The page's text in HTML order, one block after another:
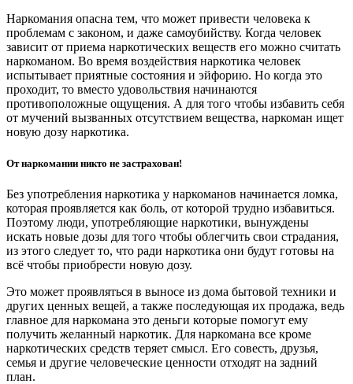
Наркомания опасна тем, что может привести человека к
проблемам с законом, и даже самоубийству. Когда человек
зависит от приема наркотических веществ его можно считать
наркоманом. Во время воздействия наркотика человек
испытывает приятные состояния и эйфорию. Но когда это
проходит, то вместо удовольствия начинаются
противоположные ощущения. А для того чтобы избавить себя
от мучений вызванных отсутствием вещества, наркоман ищет
новую дозу наркотика.
От наркомании никто не застрахован!
Без употребления наркотика у наркоманов начинается ломка,
которая проявляется как боль, от которой трудно избавиться.
Поэтому люди, употребляющие наркотики, вынуждены
искать новые дозы для того чтобы облегчить свои страдания,
из этого следует то, что ради наркотика они будут готовы на
всё чтобы приобрести новую дозу.
Это может проявляться в выносе из дома бытовой техники и
других ценных вещей, а также последующая их продажа, ведь
главное для наркомана это деньги которые помогут ему
получить желанный наркотик. Для наркомана все кроме
наркотических средств теряет смысл. Его совесть, друзья,
семья и другие человеческие ценности отходят на задний
план.